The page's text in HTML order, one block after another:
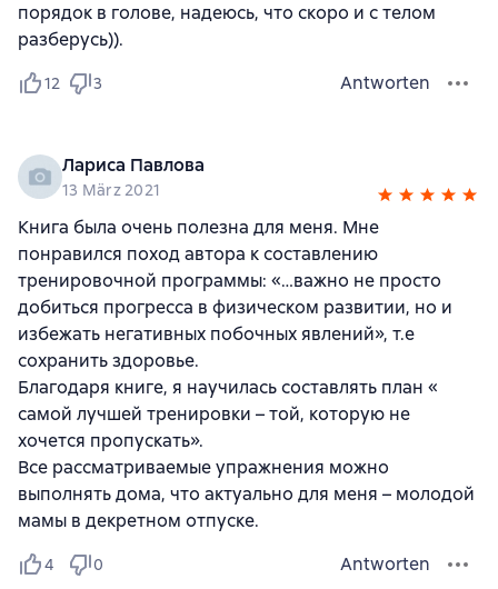
порядок в голове, надеюсь, что скоро и с телом
разберусь)).
12 3 Antworten
Лариса Павлова
13 März 2021
Книга была очень полезна для меня. Мне
понравился поход автора к составлению
тренировочной программы: «…важно не просто
добиться прогресса в физическом развитии, но и
избежать негативных побочных явлений», т.е
сохранить здоровье.
Благодаря книге, я научилась составлять план «
самой лучшей тренировки – той, которую не
хочется пропускать».
Все рассматриваемые упражнения можно
выполнять дома, что актуально для меня – молодой
мамы в декретном отпуске.
4 0 Antworten